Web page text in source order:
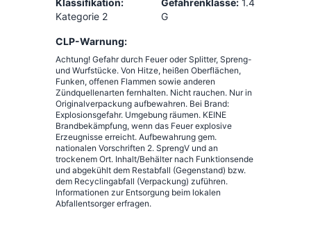
Kategorie 2
G
CLP-Warnung:
Achtung! Gefahr durch Feuer oder Splitter, Spreng-
und Wurfstücke. Von Hitze, heißen Oberflächen,
Funken, offenen Flammen sowie anderen
Zündquellenarten fernhalten. Nicht rauchen. Nur in
Originalverpackung aufbewahren. Bei Brand:
Explosionsgefahr. Umgebung räumen. KEINE
Brandbekämpfung, wenn das Feuer explosive
Erzeugnisse erreicht. Aufbewahrung gem.
nationalen Vorschriften 2. SprengV und an
trockenem Ort. Inhalt/Behälter nach Funktionsende
und abgekühlt dem Restabfall (Gegenstand) bzw.
dem Recyclingabfall (Verpackung) zuführen.
Informationen zur Entsorgung beim lokalen
Abfallentsorger erfragen.